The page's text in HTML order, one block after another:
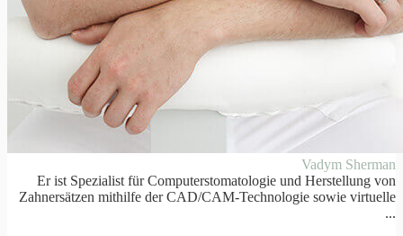
Vadym Sherman
Er ist Spezialist für Computerstomatologie und Herstellung von
Zahnersätzen mithilfe der CAD/CAM-Technologie sowie virtuelle
...